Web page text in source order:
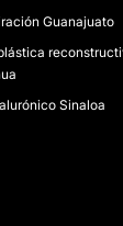
Guanajuato
Sinaloa